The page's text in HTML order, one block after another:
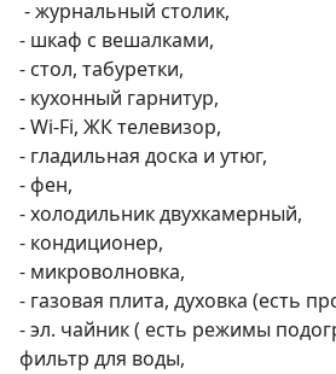
- шкаф с вешалками,
- стол, табуретки,
- кухонный гарнитур,
- Wi-Fi, ЖК телевизор,
- гладильная доска и утюг,
- фен,
- холодильник двухкамерный,
- кондиционер,
- микроволновка,
- газовая плита, духовка (есть
- эл. чайник ( есть режимы
фильтр для воды,